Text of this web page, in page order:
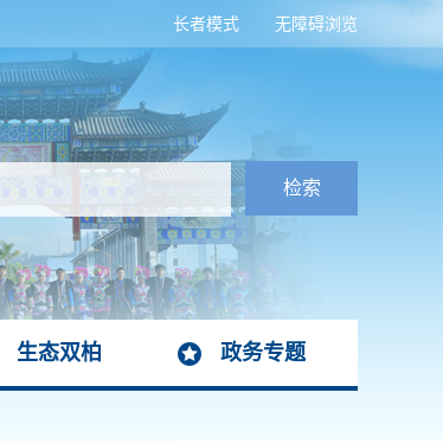
无障碍浏览
长者模式
生态双柏 政务专题